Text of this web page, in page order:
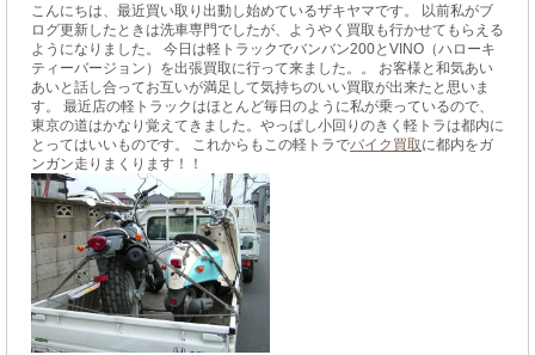
こんにちは、最近買い取り出動し始めているザキヤマです。 以前私がブ
ログ更新したときは洗車専門でしたが、ようやく買取も行かせてもらえる
ようになりました。 今日は軽トラックでバンバン200とVINO（ハローキ
ティーバージョン）を出張買取に行って来ました。。 お客様と和気あい
あいと話し合ってお互いが満足して気持ちのいい買取が出来たと思いま
す。 最近店の軽トラックはほとんど毎日のように私が乗っているので、
東京の道はかなり覚えてきました。やっぱし小回りのきく軽トラは都内に
とってはいいものです。 これからもこの軽トラでバイク買取に都内をガ
ンガン走りまくります！！